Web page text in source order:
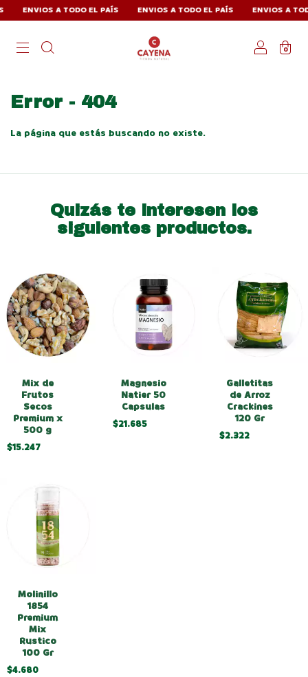
ENVIOS A TODO EL PAÍS ENVIOS A TODO EL PAÍS ENVIOS A
0
Error - 404
La página que estás buscando no existe.
Quizás te interesen los
siguientes productos.
Mix de
Frutos
Secos
Premium x
500 g
$15.247
Magnesio
Natier 50
Capsulas
$21.685
Galletitas
de Arroz
Crackines
120 Gr
$2.322
Molinillo
1854
Premium
Mix
Rustico
100 Gr
$4.680